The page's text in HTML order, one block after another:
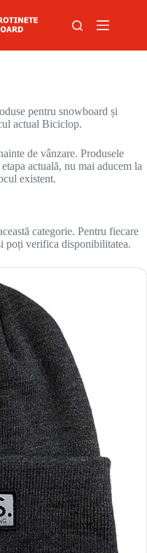
pentru snowboard și
actual Biciclop.
de vânzare. Produsele
actuală, nu mai aducem la
existent.
categorie. Pentru fiecare
poți verifica disponibilitatea.